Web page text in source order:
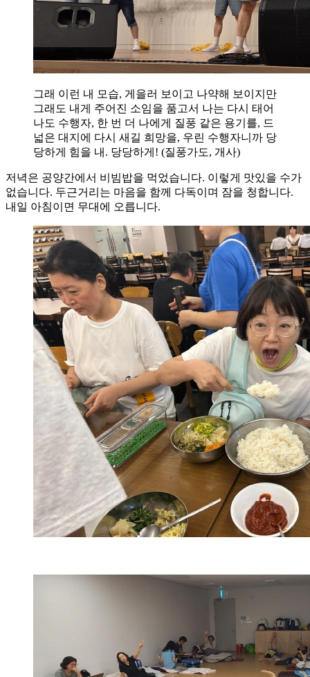
그래 이런 내 모습, 게을러 보이고 나약해 보이지만
그래도 내게 주어진 소임을 품고서 나는 다시 태어
나도 수행자, 한 번 더 나에게 질풍 같은 용기를, 드
넓은 대지에 다시 새길 희망을, 우린 수행자니까 당
당하게 힘을 내. 당당하게! (질풍가도, 개사)
저녁은 공양간에서 비빔밥을 먹었습니다. 이렇게 맛있을 수가
없습니다. 두근거리는 마음을 함께 다독이며 잠을 청합니다.
내일 아침이면 무대에 오릅니다.